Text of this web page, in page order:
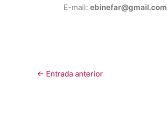
E-mail: ebinefar@gmail.com
← Entrada anterior